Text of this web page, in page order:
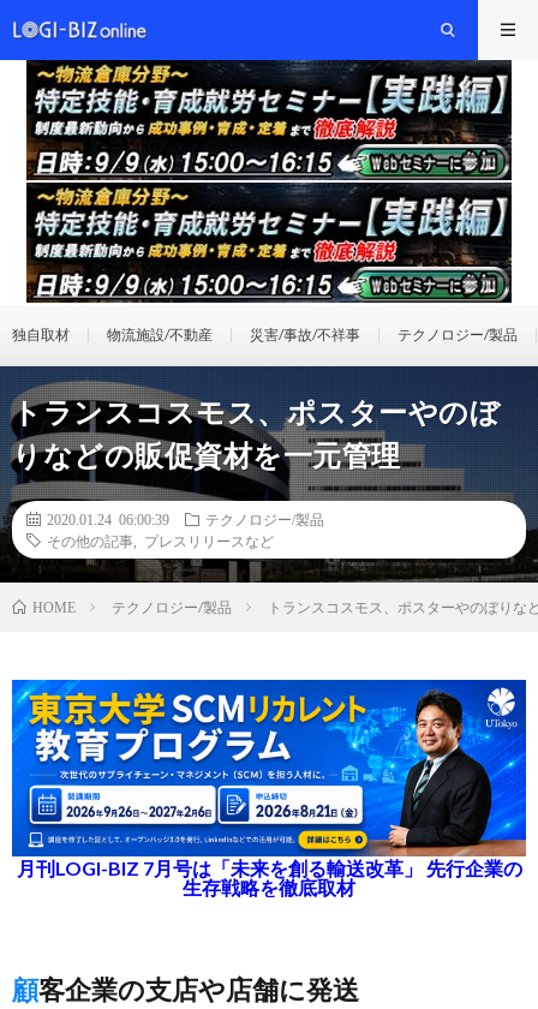
独自取材 物流施設/不動産 災害/事故/不祥事 テクノロジー/製品
トランスコスモス、ポスターやのぼ
りなどの販促資材を一元管理
2020.01.24 06:00:39
テクノロジー/製品
その他の記事
プレスリリースなど
HOME テクノロジー/製品 トランスコスモス、ポスターやのぼりな
月刊LOGI-BIZ 7月号は「未来を創る輸送改革」 先行企業の
生存戦略を徹底取材
顧客企業の支店や店舗に発送